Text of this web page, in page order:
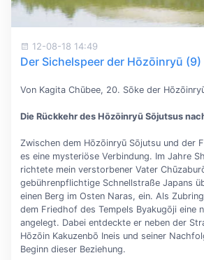
12-08-18 14:49
Der Sichelspeer der Hōzōinryū (9)
Von Kagita Chūbee, 20. Sōke der
Die Rückkehr des Hōzōinryū Sōjutsus
Zwischen dem Hōzōinryū Sōjutsu und der
es eine mysteriöse Verbindung. Im Jahre
richtete mein verstorbener Vater
gebührenpflichtige Schnellstraße Japans
einen Berg im Osten Naras, ein. Als
dem Friedhof des Tempels Byakugōji eine
angelegt. Dabei entdeckte er neben der
Hōzōin Kakuzenbō Ineis und seiner
Beginn dieser Beziehung.